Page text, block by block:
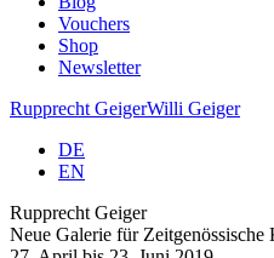
Vouchers
Shop
Newsletter
Rupprecht GeigerWilli Geiger
DE
EN
Rupprecht Geiger
Neue Galerie für